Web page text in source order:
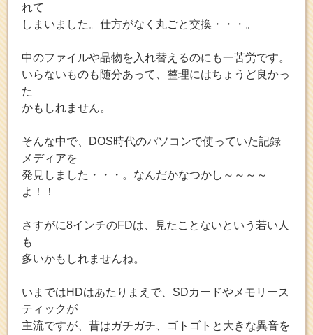
れて
しまいました。仕方がなく丸ごと交換・・・。
中のファイルや品物を入れ替えるのにも一苦労です。
いらないものも随分あって、整理にはちょうど良かっ
た
かもしれません。
そんな中で、DOS時代のパソコンで使っていた記録
メディアを
発見しました・・・。なんだかなつかし～～～～
よ！！
さすがに8インチのFDは、見たことないという若い人
も
多いかもしれませんね。
いまではHDはあたりまえで、SDカードやメモリース
ティックが
主流ですが、昔はガチガチ、ゴトゴトと大きな異音を